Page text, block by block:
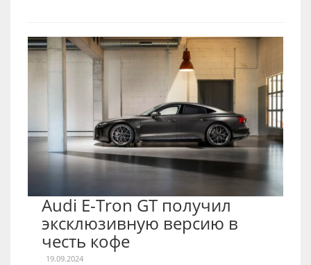
Audi E-Tron GT получил
эксклюзивную версию в
честь кофе
19.09.2024